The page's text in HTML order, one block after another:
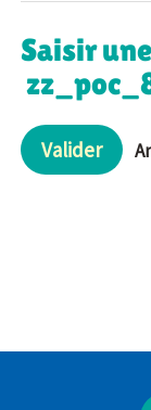
Saisir
Valider